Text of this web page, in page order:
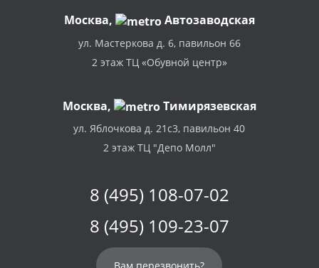
Москва, Автозаводская
ул. Мастеркова д. 6, павильон 66
2 этаж ТЦ «Обувной центр»
Москва, Тимирязевская
ул. Яблочкова д. 21с3, павильон 40
2 этаж ТЦ "Депо Молл"
8 (495) 108-07-02
8 (495) 109-23-07